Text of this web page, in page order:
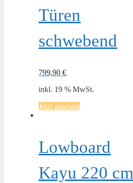
Türen
schwebend
799,90 €
inkl. 19 % MwSt.
Jetzt ansehen
Lowboard
Kayu 220 cm